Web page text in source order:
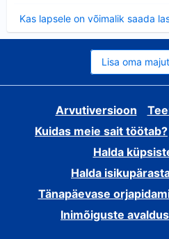
Kas lapsele on võimalik saada
Lisa oma
Arvutiversioon
Kuidas meie sait töötab?
Halda
Halda
Tänapäevase
Inimõiguste avaldus